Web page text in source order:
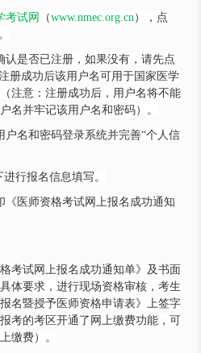
考试网 （www.nmec.org.cn ），点
认是否已注册，如果没有，请先点
册成功后该用户名可用于国家医学
注意：注册成功后，用户名将不能
名并牢记该用户名和密码）。
户名和密码登录系统并完善“个人信
行报名信息填写。
《医师资格考试网上报名成功通知
考试网上报名成功通知单》及书面
体要求，进行现场资格审核，考生
名暨授予医师资格申请表》上签字
考的考区开通了网上缴费功能，可
缴费）。